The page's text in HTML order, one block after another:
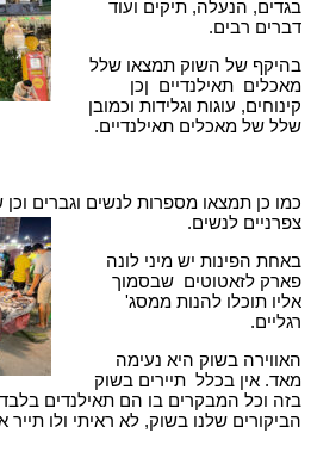
בגדים, הנעלה, תיקים ועוד
דברים רבים.
בהיקף של השוק תמצאו שלל
מאכלים תאילנדיים ןכן
קינוחים, עוגות וגלידות וכמובן
שלל של מאכלים תאילנדיים.
כמו כן תמצאו מספרות לנשים וגברים וכן
צפרניים לנשים.
באחת הפינות יש מיני לונה
פארק לזאטוטים שבסמוך
אליו תוכלו להנות ממסג'
רגליים.
האווירה בשוק היא נעימה
מאד. אין בכלל תיירים בשוק
בזה וכל המבקרים בו הם תאילנדים
הביקורים שלנו בשוק, לא ראיתי ולו תייר